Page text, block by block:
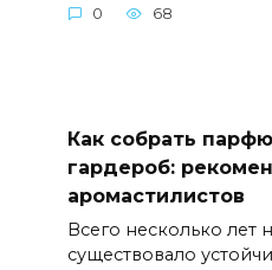
0 68
Как собрать
гардероб:
аромастилистов
Всего несколько лет
существовало